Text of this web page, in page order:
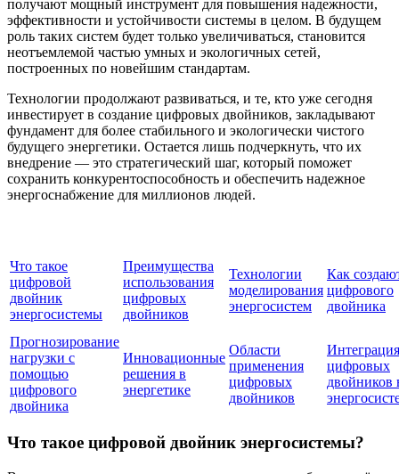
получают мощный инструмент для повышения надежности,
эффективности и устойчивости системы в целом. В будущем
роль таких систем будет только увеличиваться, становится
неотъемлемой частью умных и экологичных сетей,
построенных по новейшим стандартам.
Технологии продолжают развиваться, и те, кто уже сегодня
инвестирует в создание цифровых двойников, закладывают
фундамент для более стабильного и экологически чистого
будущего энергетики. Остается лишь подчеркнуть, что их
внедрение — это стратегический шаг, который поможет
сохранить конкурентоспособность и обеспечить надежное
энергоснабжение для миллионов людей.
Что такое
цифровой
двойник
энергосистемы
Преимущества
использования
цифровых
двойников
Технологии
моделирования
энергосистем
Как
цифрового
двойника
Прогнозирование
нагрузки с
помощью
цифрового
двойника
Инновационные
решения в
энергетике
Области
применения
цифровых
двойников
Интеграция
цифровых
двойников
Что такое цифровой двойник энергосистемы?